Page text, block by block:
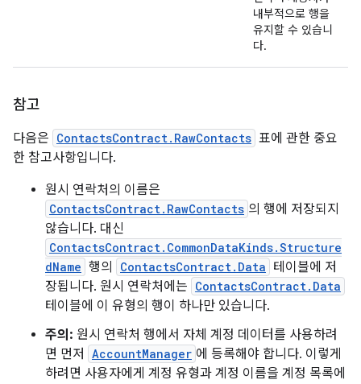
내부적으로 행을
유지할 수 있습니
다.
참고
다음은 ContactsContract.RawContacts 표에 관한 중요
한 참고사항입니다.
원시 연락처의 이름은
ContactsContract.RawContacts 의 행에 저장되지
않습니다. 대신
ContactsContract.CommonDataKinds.Structure
dName 행의 ContactsContract.Data 테이블에 저
장됩니다. 원시 연락처에는 ContactsContract.Data
테이블에 이 유형의 행이 하나만 있습니다.
주의: 원시 연락처 행에서 자체 계정 데이터를 사용하려
면 먼저
AccountManager 에 등록해야 합니다. 이렇게
하려면 사용자에게 계정 유형과 계정 이름을 계정 목록에